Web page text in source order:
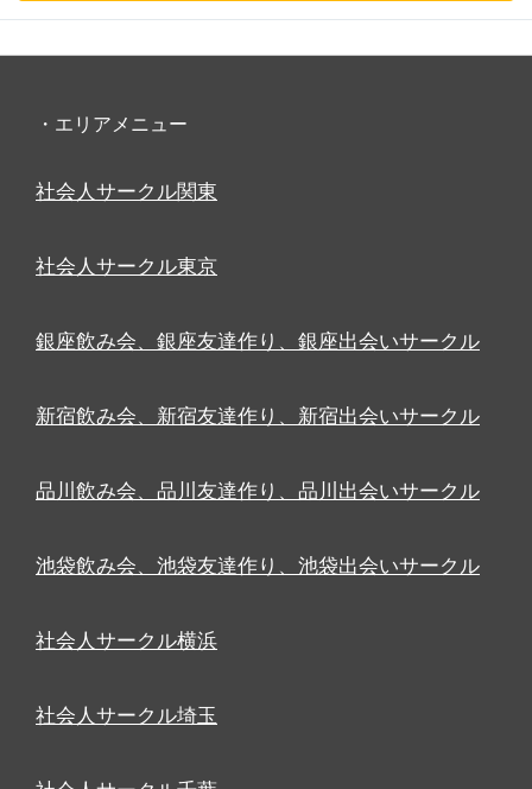
・エリアメニュー
社会人サークル関東
社会人サークル東京
銀座飲み会、銀座友達作り、銀座出会いサークル
新宿飲み会、新宿友達作り、新宿出会いサークル
品川飲み会、品川友達作り、品川出会いサークル
池袋飲み会、池袋友達作り、池袋出会いサークル
社会人サークル横浜
社会人サークル埼玉